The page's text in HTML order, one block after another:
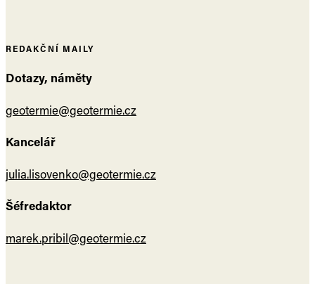
REDAKČNÍ MAILY
Dotazy, náměty
geotermie@geotermie.cz
Kancelář
julia.lisovenko@geotermie.cz
Šéfredaktor
marek.pribil@geotermie.cz